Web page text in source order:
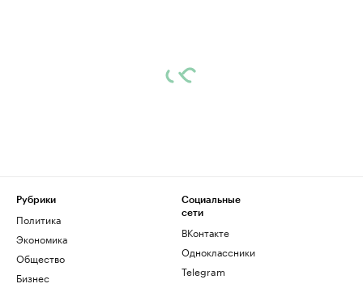
Рубрики
Политика
Экономика
Общество
Бизнес
Социальные
сети
ВКонтакте
Одноклассники
Telegram